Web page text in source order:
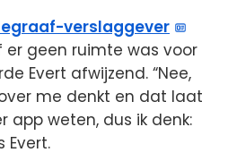
verslaggever
er geen ruimte was voor
Evert afwijzend. “Nee,
me denkt en dat laat
app weten, dus ik denk:
Evert.